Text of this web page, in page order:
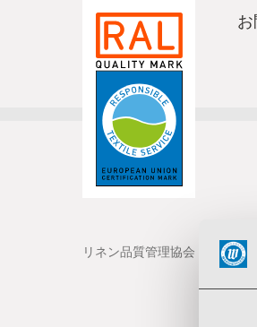
リネン品質管理協会 写